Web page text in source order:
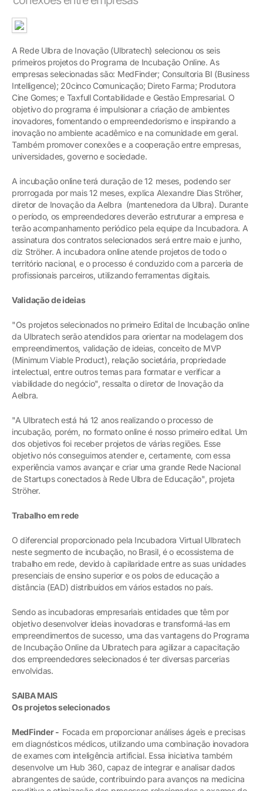
A Rede Ulbra de Inovação (Ulbratech) selecionou os seis
primeiros projetos do Programa de Incubação Online. As
empresas selecionadas são: MedFinder; Consultoria BI (Business
Intelligence); 20cinco Comunicação; Direto Farma; Produtora
Cine Gomes; e Taxfull Contabilidade e Gestão Empresarial. O
objetivo do programa é impulsionar a criação de ambientes
inovadores, fomentando o empreendedorismo e inspirando a
inovação no ambiente acadêmico e na comunidade em geral.
Também promover conexões e a cooperação entre empresas,
universidades, governo e sociedade.
A incubação online terá duração de 12 meses, podendo ser
prorrogada por mais 12 meses, explica Alexandre Dias Ströher,
diretor de Inovação da Aelbra (mantenedora da Ulbra). Durante
o período, os empreendedores deverão estruturar a empresa e
terão acompanhamento periódico pela equipe da Incubadora. A
assinatura dos contratos selecionados será entre maio e junho,
diz Ströher. A incubadora online atende projetos de todo o
território nacional, e o processo é conduzido com a parceria de
profissionais parceiros, utilizando ferramentas digitais.
Validação de ideias
"Os projetos selecionados no primeiro Edital de Incubação online
da Ulbratech serão atendidos para orientar na modelagem dos
empreendimentos, validação de ideias, conceito de MVP
(Minimum Viable Product), relação societária, propriedade
intelectual, entre outros temas para formatar e verificar a
viabilidade do negócio", ressalta o diretor de Inovação da
Aelbra.
"A Ulbratech está há 12 anos realizando o processo de
incubação, porém, no formato online é nosso primeiro edital. Um
dos objetivos foi receber projetos de várias regiões. Esse
objetivo nós conseguimos atender e, certamente, com essa
experiência vamos avançar e criar uma grande Rede Nacional
de Startups conectados à Rede Ulbra de Educação", projeta
Ströher.
Trabalho em rede
O diferencial proporcionado pela Incubadora Virtual Ulbratech
neste segmento de incubação, no Brasil, é o ecossistema de
trabalho em rede, devido à capilaridade entre as suas unidades
presenciais de ensino superior e os polos de educação a
distância (EAD) distribuídos em vários estados no país.
Sendo as incubadoras empresariais entidades que têm por
objetivo desenvolver ideias inovadoras e transformá-las em
empreendimentos de sucesso, uma das vantagens do Programa
de Incubação Online da Ulbratech para agilizar a capacitação
dos empreendedores selecionados é ter diversas parcerias
envolvidas.
SAIBA MAIS
Os projetos selecionados
MedFinder - Focada em proporcionar análises ágeis e precisas
em diagnósticos médicos, utilizando uma combinação inovadora
de exames com inteligência artificial. Essa iniciativa também
desenvolve um Hub 360, capaz de integrar e analisar dados
abrangentes de saúde, contribuindo para avanços na medicina